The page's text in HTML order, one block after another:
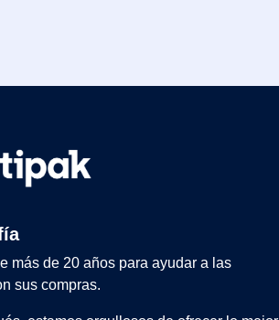
más de 20 años para ayudar a las
sus compras.